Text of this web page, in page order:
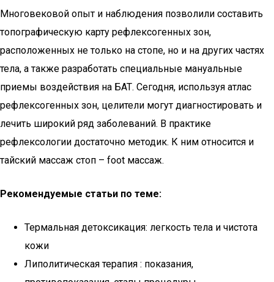
Многовековой опыт и наблюдения позволили составить
топографическую карту рефлексогенных зон,
расположенных не только на стопе, но и на других частях
тела, а также разработать специальные мануальные
приемы воздействия на БАТ. Сегодня, используя атлас
рефлексогенных зон, целители могут диагностировать и
лечить широкий ряд заболеваний. В практике
рефлексологии достаточно методик. К ним относится и
тайский массаж стоп – foot массаж.
Рекомендуемые статьи по теме:
Термальная детоксикация: легкость тела и чистота
кожи
Липолитическая терапия : показания,